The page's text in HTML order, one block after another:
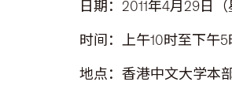
日期：2011年4月29日（
时间：上午10时至下午5
地点：香港中文大学本